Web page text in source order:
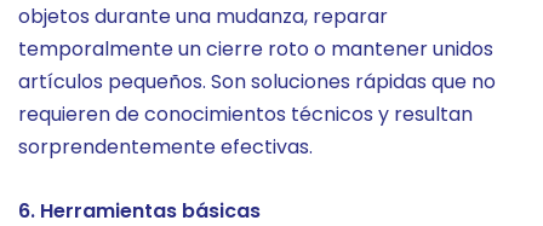
objetos durante una mudanza, reparar
temporalmente un cierre roto o mantener unidos
artículos pequeños. Son soluciones rápidas que no
requieren de conocimientos técnicos y resultan
sorprendentemente efectivas.
6. Herramientas básicas